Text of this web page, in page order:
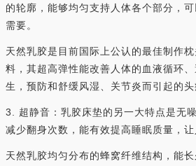
的轮廓，能够均匀支持人体各个部分，
需要。
天然乳胶是目前国际上公认的最佳制作
料，其超高弹性能改善人体的血液循环
生，预防和舒缓风湿、关节炎而引起的头
3. 超静音：乳胶床垫的另一大特点是无
减少翻身次数，能有效提高睡眠质量，让
天然乳胶均匀分布的蜂窝纤维结构，能